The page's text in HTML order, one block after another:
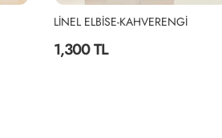
LİNEL ELBİSE-KAHVERENGİ
1,300 TL